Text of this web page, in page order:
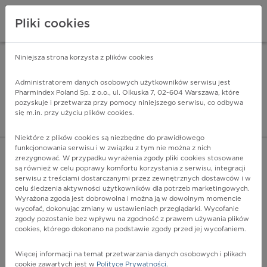
Pharmindex - lider
ZALOGUJ SIĘ
N03.5 - Rozlane mezangio-kapilarne kłębuszkowe
zapalenie nerek
Więcej na lekiicd10.pl
Pliki cookies
Niniejsza strona korzysta z plików cookies
Administratorem danych osobowych użytkowników serwisu jest
Pharmindex Poland Sp. z o.o., ul. Olkuska 7, 02-604 Warszawa, które
pozyskuje i przetwarza przy pomocy niniejszego serwisu, co odbywa
się m.in. przy użyciu plików cookies.
Niektóre z plików cookies są niezbędne do prawidłowego
funkcjonowania serwisu i w związku z tym nie można z nich
zrezygnować. W przypadku wyrażenia zgody pliki cookies stosowane
są również w celu poprawy komfortu korzystania z serwisu, integracji
serwisu z treściami dostarczanymi przez zewnętrznych dostawców i w
celu śledzenia aktywności użytkowników dla potrzeb marketingowych.
Wyrażona zgoda jest dobrowolna i można ją w dowolnym momencie
wycofać, dokonując zmiany w ustawieniach przeglądarki. Wycofanie
zgody pozostanie bez wpływu na zgodność z prawem używania plików
cookies, którego dokonano na podstawie zgody przed jej wycofaniem.
Więcej informacji na temat przetwarzania danych osobowych i plikach
cookie zawartych jest w Polityce Prywatności.
ZA DARMO - w Google Play INSTALUJ